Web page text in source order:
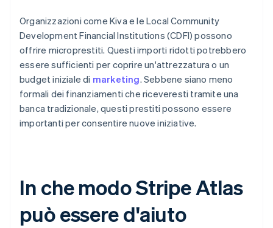
Organizzazioni come Kiva e le Local Community
Development Financial Institutions (CDFI) possono
offrire microprestiti. Questi importi ridotti potrebbero
essere sufficienti per coprire un'attrezzatura o un
budget iniziale di marketing. Sebbene siano meno
formali dei finanziamenti che riceveresti tramite una
banca tradizionale, questi prestiti possono essere
importanti per consentire nuove iniziative.
In che modo Stripe Atlas
può essere d'aiuto